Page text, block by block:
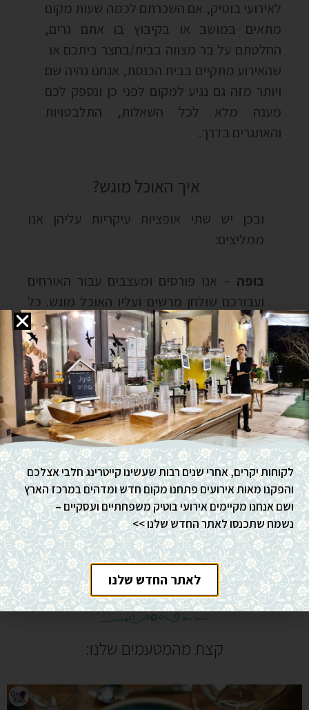
לאירועי בוטיק, אם השכרתם לכמה שעות מקום
מתאים במושב או בקיבוץ בו אתם גרים,
החלטתם על בר מצווה בבית/בחצר ביתכם או
שהאירוע מתקיים בבית הכנסת, אנחנו נהיה שם
ויותר מזה גם נגיע למקום לפני כן ונספק לכם
מענה מלא לכל השאלות, התלבטויות
והאתגרים בדרך.
איך האוכל מוגש?
ובכן יש שתי אופציות עיקריות עליהן אנו
ממליצים:
בופה – אנו פורסים ומעצבים עבור האורחים
ועבורכם שולחן מרשים ועליו האוכל מוגש. כל
אורח לוקח צלחת ופשוט בוחר את המנות שבא
לו לטעום.פשוט,נקי, אסתטי ומגוון.
מצולחת–המנות מוגשות לשולחנות עצמם
כמובן תלוי בכמות המוזמנים.
רוצים לראות תפריט לדוגמה לחצו כאן >>
לפרטים נוספים אודות קייטרינג חלבי לבר מצווה/
קייטרינג לבת מצווה צרו איתנו קשר דרך האתר
וביחד נגשים לכם את החלום.
קצת מהמטעמים שלנו:
לקוחות יקרים, אחרי שנים רבות שעשינו קייטרינג חלבי אצלכם
והפקנו מאות אירועים פתחנו מקום חדש ומדהים במרכז הארץ
ושם אנחנו מקיימים אירועי בוטיק משפחתיים ועסקיים –
נשמח שתכנסו לאתר החדש שלנו >>
לאתר החדש שלנו